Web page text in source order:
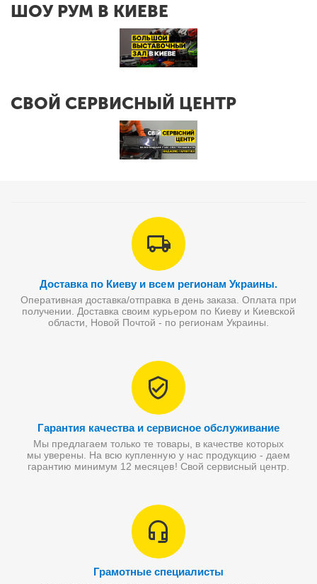
ШОУ РУМ В КИЕВЕ
СВОЙ СЕРВИСНЫЙ ЦЕНТР
Доставка по Киеву и всем регионам Украины.
Оперативная доставка/отправка в день заказа. Оплата при
получении. Доставка своим курьером по Киеву и Киевской
области, Новой Почтой - по регионам Украины.
Гарантия качества и сервисное обслуживание
Мы предлагаем только те товары, в качестве которых
мы уверены. На всю купленную у нас продукцию - даем
гарантию минимум 12 месяцев! Свой сервисный центр.
Грамотные специалисты